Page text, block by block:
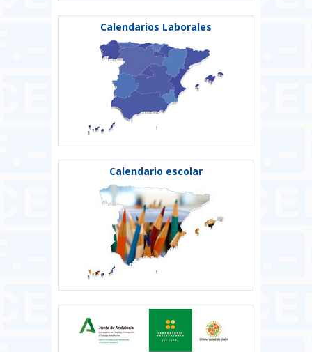
Calendarios Laborales
Calendario escolar